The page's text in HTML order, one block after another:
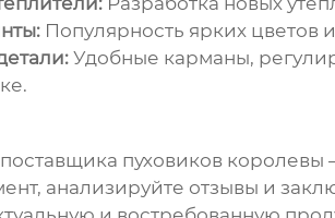
Популярность ярких цветов
Удобные карманы,
поставщика пуховиков королевы
анализируйте отзывы и